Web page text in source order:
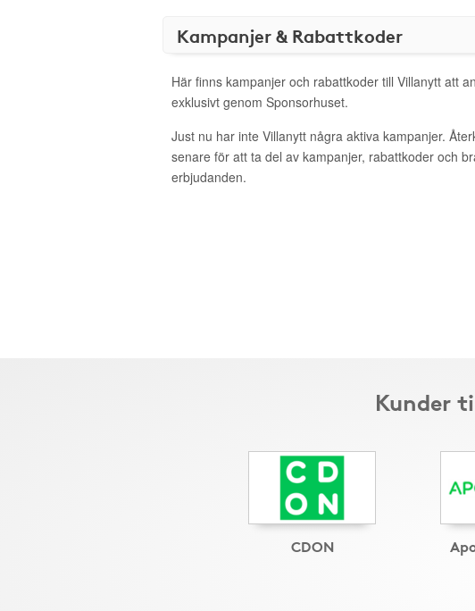
Kampanjer & Rabattkoder
Här finns kampanjer och rabattkoder till Villanytt att
exklusivt genom Sponsorhuset.
Just nu har inte Villanytt några aktiva kampanjer.
senare för att ta del av kampanjer, rabattkoder och
erbjudanden.
Kunder
CDON